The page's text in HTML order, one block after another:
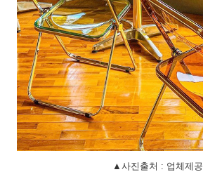
▲사진출처 : 업체제공